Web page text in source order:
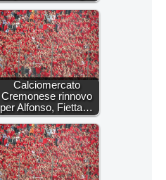
Calciomercato
Cremonese rinnovo
per Alfonso, Fietta…